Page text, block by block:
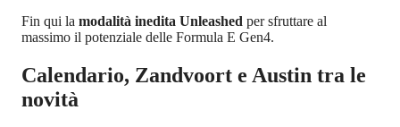
Fin qui la modalità inedita Unleashed per sfruttare al
massimo il potenziale delle Formula E Gen4.
Calendario, Zandvoort e Austin tra le
novità